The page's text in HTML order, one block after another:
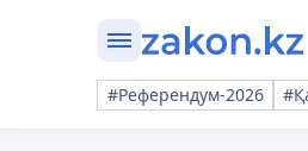
#Референдум-2026